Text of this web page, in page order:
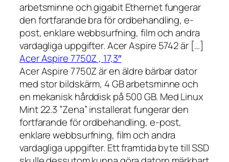
arbetsminne och gigabit Ethernet fungerar
den fortfarande bra för ordbehandling, e-
post, enklare webbsurfning, film och andra
vardagliga uppgifter. Acer Aspire 5742 är […]
Acer Aspire 7750Z , 17,3″
Acer Aspire 7750Z är en äldre bärbar dator
med stor bildskärm, 4 GB arbetsminne och
en mekanisk hårddisk på 500 GB. Med Linux
Mint 22.3 ”Zena” installerat fungerar den
fortfarande för ordbehandling, e-post,
enklare webbsurfning, film och andra
vardagliga uppgifter. Ett framtida byte till SSD